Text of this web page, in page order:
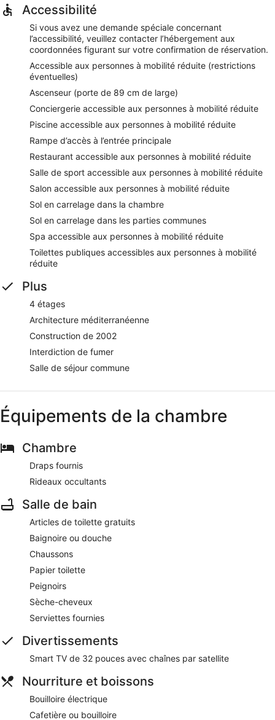
Accessibilité
Si vous avez une demande spéciale concernant
l’accessibilité, veuillez contacter l’hébergement aux
coordonnées figurant sur votre confirmation de réservation.
Accessible aux personnes à mobilité réduite (restrictions
éventuelles)
Ascenseur (porte de 89 cm de large)
Conciergerie accessible aux personnes à mobilité réduite
Piscine accessible aux personnes à mobilité réduite
Rampe d’accès à l’entrée principale
Restaurant accessible aux personnes à mobilité réduite
Salle de sport accessible aux personnes à mobilité réduite
Salon accessible aux personnes à mobilité réduite
Sol en carrelage dans la chambre
Sol en carrelage dans les parties communes
Spa accessible aux personnes à mobilité réduite
Toilettes publiques accessibles aux personnes à mobilité
réduite
Plus
4 étages
Architecture méditerranéenne
Construction de 2002
Interdiction de fumer
Salle de séjour commune
Équipements de la chambre
Chambre
Draps fournis
Rideaux occultants
Salle de bain
Articles de toilette gratuits
Baignoire ou douche
Chaussons
Papier toilette
Peignoirs
Sèche-cheveux
Serviettes fournies
Divertissements
Smart TV de 32 pouces avec chaînes par satellite
Nourriture et boissons
Bouilloire électrique
Cafetière ou bouilloire